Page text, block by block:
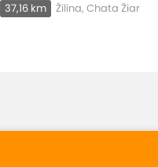
37,16 km Žilina, Chata Žiar